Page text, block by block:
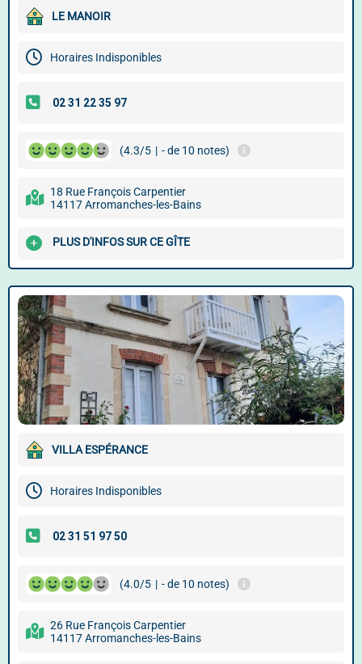
LE MANOIR
Horaires Indisponibles
(4.3/5 | - de 10 notes)
18 Rue François Carpentier
14117 Arromanches-les-Bains
PLUS D'INFOS SUR CE GÎTE
VILLA ESPÉRANCE
Horaires Indisponibles
(4.0/5 | - de 10 notes)
26 Rue François Carpentier
14117 Arromanches-les-Bains